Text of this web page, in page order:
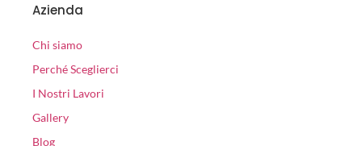
Azienda
Chi siamo
Perché Sceglierci
I Nostri Lavori
Gallery
Blog